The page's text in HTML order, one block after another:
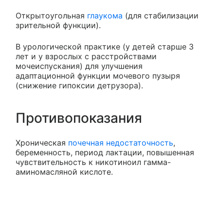
Открытоугольная глаукома (для стабилизации
зрительной функции).
В урологической практике (у детей старше 3
лет и у взрослых с расстройствами
мочеиспускания) для улучшения
адаптационной функции мочевого пузыря
(снижение гипоксии детрузора).
Противопоказания
Хроническая почечная недостаточность,
беременность, период лактации, повышенная
чувствительность к никотиноил гамма-
аминомасляной кислоте.